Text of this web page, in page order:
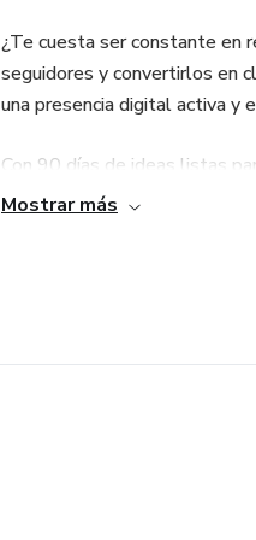
¿Te cuesta ser constante en
seguidores y convertirlos en
una presencia digital activa y
Con 90 días de ideas listas
emprendedores, marcas
Mostrar más